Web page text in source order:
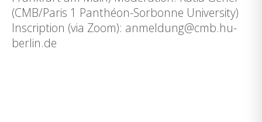
(CMB/Paris 1 Panthéon-Sorbonne University)
Inscription (via Zoom): anmeldung@cmb.hu-
berlin.de